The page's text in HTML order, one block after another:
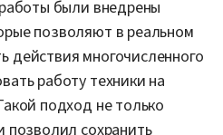
были внедрены
позволяют в реальном
действия многочисленного
работу техники на
подход не только
позволил сохранить